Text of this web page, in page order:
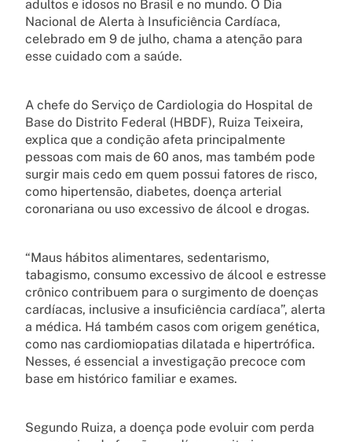
adultos e idosos no Brasil e no mundo. O Dia
Nacional de Alerta à Insuficiência Cardíaca,
celebrado em 9 de julho, chama a atenção para
esse cuidado com a saúde.
A chefe do Serviço de Cardiologia do Hospital de
Base do Distrito Federal (HBDF), Ruiza Teixeira,
explica que a condição afeta principalmente
pessoas com mais de 60 anos, mas também pode
surgir mais cedo em quem possui fatores de risco,
como hipertensão, diabetes, doença arterial
coronariana ou uso excessivo de álcool e drogas.
“Maus hábitos alimentares, sedentarismo,
tabagismo, consumo excessivo de álcool e estresse
crônico contribuem para o surgimento de doenças
cardíacas, inclusive a insuficiência cardíaca”, alerta
a médica. Há também casos com origem genética,
como nas cardiomiopatias dilatada e hipertrófica.
Nesses, é essencial a investigação precoce com
base em histórico familiar e exames.
Segundo Ruiza, a doença pode evoluir com perda